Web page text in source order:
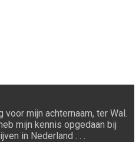
mijn achternaam, ter Wal.
mijn kennis opgedaan bij
in Nederland . . .